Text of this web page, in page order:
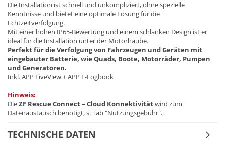
Die Installation ist schnell und unkompliziert, ohne spezielle
Kenntnisse und bietet eine optimale Lösung für die
Echtzeitverfolgung.
Mit einer hohen IP65-Bewertung und einem schlanken Design ist er
ideal für die Installation unter der Motorhaube.
Perfekt für die Verfolgung von Fahrzeugen und Geräten mit
eingebauter Batterie, wie Quads, Boote, Motorräder, Pumpen
und Generatoren.
Inkl. APP LiveView + APP E-Logbook
Hinweis:
DieZF Rescue Connect – Cloud Konnektivitätwird zum
Datenaustausch benötigt, s. Tab "Nutzungsgebühr".
TECHNISCHE DATEN